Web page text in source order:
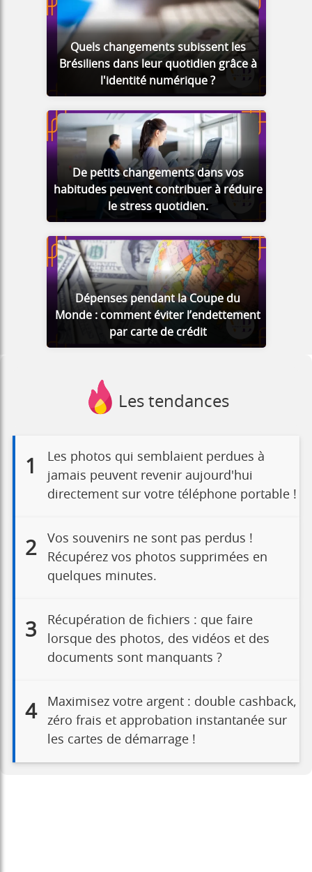
Quels changements subissent les
Brésiliens dans leur quotidien grâce à
l'identité numérique ?
De petits changements dans vos
habitudes peuvent contribuer à réduire
le stress quotidien.
Dépenses pendant la Coupe du
Monde : comment éviter l’endettement
par carte de crédit
Les tendances
1
Les photos qui semblaient perdues à
jamais peuvent revenir aujourd'hui
directement sur votre téléphone portable !
2
Vos souvenirs ne sont pas perdus !
Récupérez vos photos supprimées en
quelques minutes.
3
Récupération de fichiers : que faire
lorsque des photos, des vidéos et des
documents sont manquants ?
4
Maximisez votre argent : double cashback,
zéro frais et approbation instantanée sur
les cartes de démarrage !